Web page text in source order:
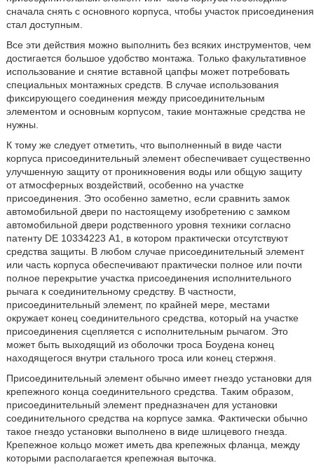
сначала снять с основного корпуса, чтобы участок присоединения
стал доступным.
Все эти действия можно выполнить без всяких инструментов, чем
достигается большое удобство монтажа. Только факультативное
использование и снятие вставной цапфы может потребовать
специальных монтажных средств. В случае использования
фиксирующего соединения между присоединительным
элементом и основным корпусом, такие монтажные средства не
нужны.
К тому же следует отметить, что выполненный в виде части
корпуса присоединительный элемент обеспечивает существенно
улучшенную защиту от проникновения воды или общую защиту
от атмосферных воздействий, особенно на участке
присоединения. Это особенно заметно, если сравнить замок
автомобильной двери по настоящему изобретению с замком
автомобильной двери родственного уровня техники согласно
патенту DE 10334223 А1, в котором практически отсутствуют
средства защиты. В любом случае присоединительный элемент
или часть корпуса обеспечивают практически полное или почти
полное перекрытие участка присоединения исполнительного
рычага к соединительному средству. В частности,
присоединительный элемент, по крайней мере, местами
окружает конец соединительного средства, который на участке
присоединения сцепляется с исполнительным рычагом. Это
может быть выходящий из оболочки троса Боудена конец
находящегося внутри стального троса или конец стержня.
Присоединительный элемент обычно имеет гнездо установки для
крепежного конца соединительного средства. Таким образом,
присоединительный элемент предназначен для установки
соединительного средства на корпусе замка. Фактически обычно
такое гнездо установки выполнено в виде шлицевого гнезда.
Крепежное кольцо может иметь два крепежных фланца, между
которыми располагается крепежная выточка.